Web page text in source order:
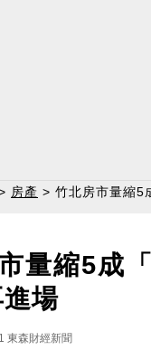
房產 > 竹北房市量縮5
量縮5成
場
東森財經新聞